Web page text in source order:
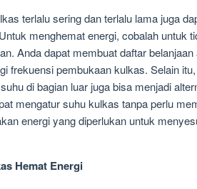
terlalu sering dan terlalu lama juga
menghemat energi, cobalah untuk
Anda dapat membuat daftar
frekuensi pembukaan kulkas. Selain
di bagian luar juga bisa menjadi
mengatur suhu kulkas tanpa perlu
energi yang diperlukan untuk
Hemat Energi